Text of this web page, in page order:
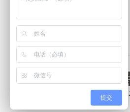
更多案例 >>
提交